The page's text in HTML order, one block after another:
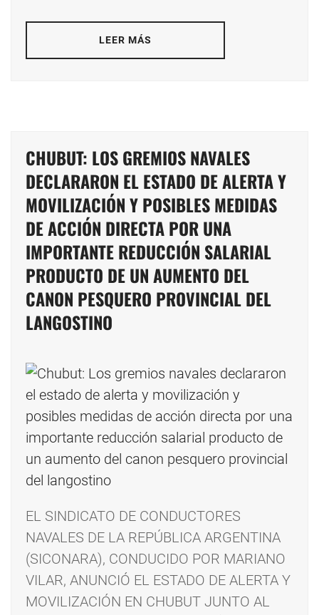
LEER MÁS
CHUBUT: LOS GREMIOS NAVALES
DECLARARON EL ESTADO DE ALERTA Y
MOVILIZACIÓN Y POSIBLES MEDIDAS
DE ACCIÓN DIRECTA POR UNA
IMPORTANTE REDUCCIÓN SALARIAL
PRODUCTO DE UN AUMENTO DEL
CANON PESQUERO PROVINCIAL DEL
LANGOSTINO
EL SINDICATO DE CONDUCTORES
NAVALES DE LA REPÚBLICA ARGENTINA
(SICONARA), CONDUCIDO POR MARIANO
VILAR, ANUNCIÓ EL ESTADO DE ALERTA Y
MOVILIZACIÓN EN CHUBUT JUNTO AL